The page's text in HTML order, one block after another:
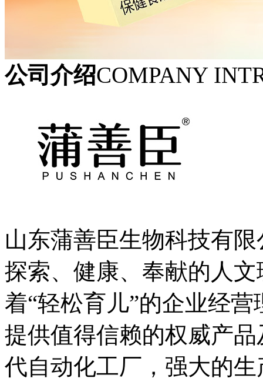
公司介绍COMPANY
山东蒲善臣生物科技有
探索、健康、奉献的人
着“轻松育儿”的企业经
提供值得信赖的权威产
代自动化工厂，强大的